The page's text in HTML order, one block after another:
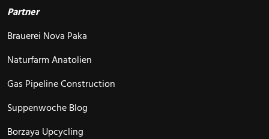
Partner
Brauerei Nova Paka
Naturfarm Anatolien
Gas Pipeline Construction
Suppenwoche Blog
Borzaya Upcycling